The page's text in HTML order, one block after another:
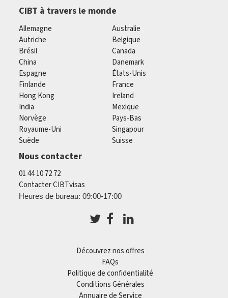
CIBT à travers le monde
Allemagne
Australie
Autriche
Belgique
Brésil
Canada
China
Danemark
Espagne
États-Unis
Finlande
France
Hong Kong
Ireland
India
Mexique
Norvège
Pays-Bas
Royaume-Uni
Singapour
Suède
Suisse
Nous contacter
01 44 10 72 72
Contacter CIBTvisas
Heures de bureau: 09:00-17:00
Découvrez nos offres
FAQs
Politique de confidentialité
Conditions Générales
Annuaire de Service